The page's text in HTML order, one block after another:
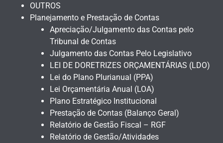
OUTROS
Planejamento e Prestação de Contas
Apreciação/Julgamento das Contas pelo
Tribunal de Contas
Julgamento das Contas Pelo Legislativo
LEI DE DORETRIZES ORÇAMENTÁRIAS (LDO)
Lei do Plano Plurianual (PPA)
Lei Orçamentária Anual (LOA)
Plano Estratégico Institucional
Prestação de Contas (Balanço Geral)
Relatório de Gestão Fiscal – RGF
Relatório de Gestão/Atividades